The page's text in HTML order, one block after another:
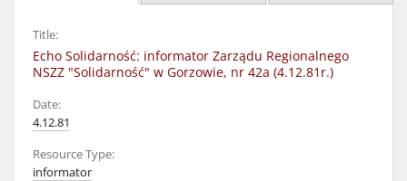
Title:
Echo Solidarność: informator Zarządu Regionalnego
NSZZ "Solidarność" w Gorzowie, nr 42a (4.12.81r.)
Date:
4.12.81
Resource Type:
informator